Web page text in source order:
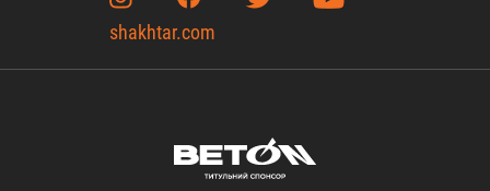
shakhtar.com